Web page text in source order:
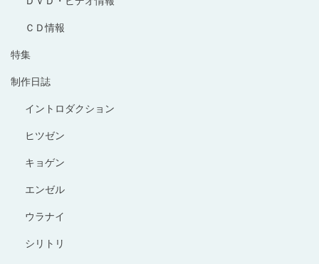
ＣＤ情報
特集
制作日誌
イントロダクション
ヒツゼン
キョゲン
エンゼル
ウラナイ
シリトリ